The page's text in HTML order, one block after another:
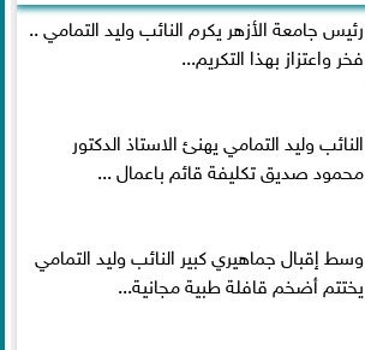
رئيس جامعة الأزهر يكرم النائب وليد التمامي ..
فخر واعتزاز بهذا التكريم...
النائب وليد التمامي يهنئ الاستاذ الدكتور
محمود صديق تكليفة قائم باعمال ...
وسط إقبال جماهيري كبير النائب وليد التمامي
يختتم أضخم قافلة طبية مجانية...